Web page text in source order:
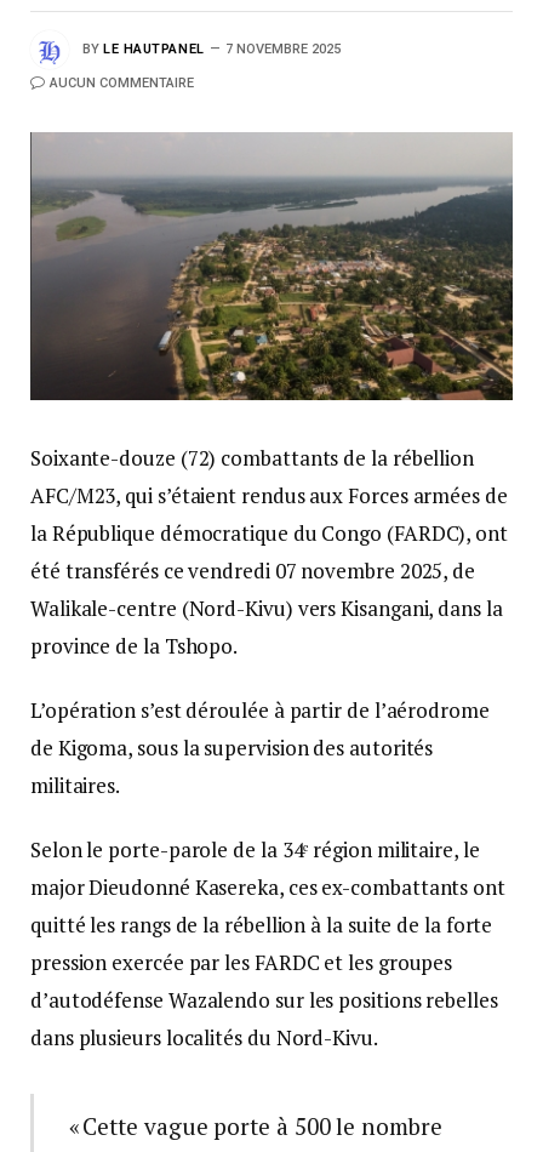
BY LE HAUTPANEL 7 NOVEMBRE 2025
AUCUN COMMENTAIRE
Soixante-douze (72) combattants de la rébellion
AFC/M23, qui s’étaient rendus aux Forces armées de
la République démocratique du Congo (FARDC), ont
été transférés ce vendredi 07 novembre 2025, de
Walikale-centre (Nord-Kivu) vers Kisangani, dans la
province de la Tshopo.
L’opération s’est déroulée à partir de l’aérodrome
de Kigoma, sous la supervision des autorités
militaires.
Selon le porte-parole de la 34ᵉ région militaire, le
major Dieudonné Kasereka, ces ex-combattants ont
quitté les rangs de la rébellion à la suite de la forte
pression exercée par les FARDC et les groupes
d’autodéfense Wazalendo sur les positions rebelles
dans plusieurs localités du Nord-Kivu.
« Cette vague porte à 500 le nombre